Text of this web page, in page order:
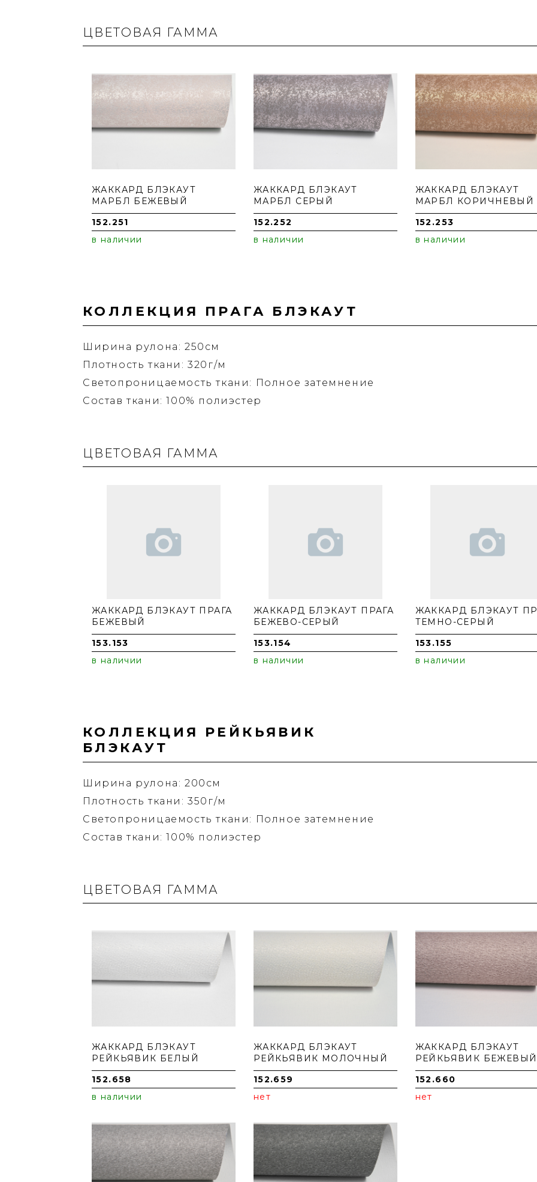
ЦВЕТОВАЯ ГАММА
ЖАККАРД БЛЭКАУТ
МАРБЛ БЕЖЕВЫЙ
152.251
в наличии
ЖАККАРД БЛЭКАУТ
МАРБЛ СЕРЫЙ
152.252
в наличии
ЖАККАРД БЛЭКАУТ
МАРБЛ КОРИЧНЕВЫЙ
152.253
в наличии
КОЛЛЕКЦИЯ ПРАГА БЛЭКАУТ
Ширина рулона: 250см
Плотность ткани: 320г/м
Светопроницаемость ткани: Полное затемнение
Состав ткани: 100% полиэстер
ЦВЕТОВАЯ ГАММА
ЖАККАРД БЛЭКАУТ ПРАГА
БЕЖЕВЫЙ
153.153
в наличии
ЖАККАРД БЛЭКАУТ ПРАГА
БЕЖЕВО-СЕРЫЙ
153.154
в наличии
ЖАККАРД БЛЭКАУТ
ТЕМНО-СЕРЫЙ
153.155
в наличии
КОЛЛЕКЦИЯ РЕЙКЬЯВИК
БЛЭКАУТ
Ширина рулона: 200см
Плотность ткани: 350г/м
Светопроницаемость ткани: Полное затемнение
Состав ткани: 100% полиэстер
ЦВЕТОВАЯ ГАММА
ЖАККАРД БЛЭКАУТ
РЕЙКЬЯВИК БЕЛЫЙ
152.658
в наличии
ЖАККАРД БЛЭКАУТ
РЕЙКЬЯВИК МОЛОЧНЫЙ
152.659
нет
ЖАККАРД БЛЭКАУТ
РЕЙКЬЯВИК БЕЖЕВЫЙ
152.660
нет